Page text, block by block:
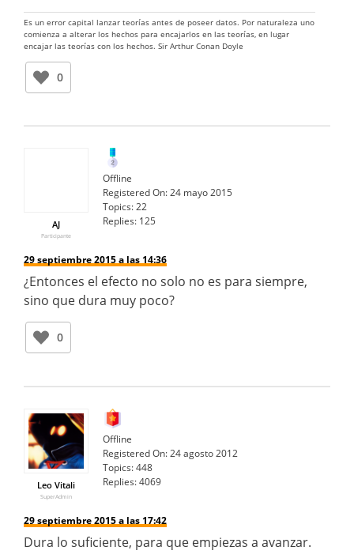
Es un error capital lanzar teorías antes de poseer datos. Por naturaleza uno
comienza a alterar los hechos para encajarlos en las teorías, en lugar
encajar las teorías con los hechos. Sir Arthur Conan Doyle
0
AJ
Participante
Offline
Registered On:24 mayo 2015
Topics:22
Replies: 125
29 septiembre 2015 a las 14:36
¿Entonces el efecto no solo no es para siempre,
sino que dura muy poco?
0
Leo Vitali
SuperAdmin
Offline
Registered On:24 agosto 2012
Topics:448
Replies:4069
29 septiembre 2015 a las 17:42
Dura lo suficiente, para que empiezas a avanzar.